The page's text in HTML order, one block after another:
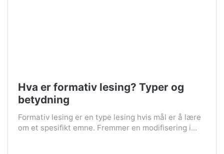
Hva er formativ lesing? Typer og
betydning
Formativ lesing er en type lesing hvis mål er å lære
om et spesifikt emne. Fremmer en modifisering i...